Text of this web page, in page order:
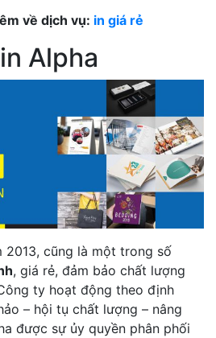
về dịch vụ: in giá rẻ
Alpha
2013, cũng là một trong số
, giá rẻ, đảm bảo chất lượng
ty hoạt động theo định
– hội tụ chất lượng – nâng
được sự ủy quyền phân phối